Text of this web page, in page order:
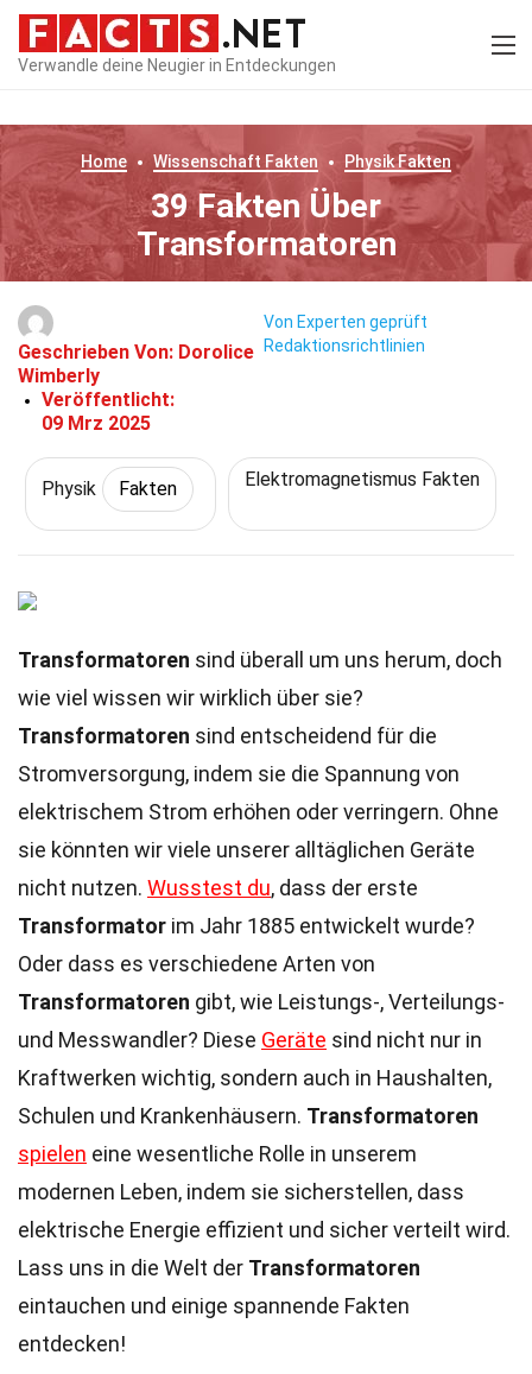
Verwandle deine Neugier in Entdeckungen
Home Wissenschaft Fakten PhysikFakten
39 Fakten Über
Transformatoren
Geschrieben Von: Dorolice
Wimberly
Veröffentlicht:
09 Mrz 2025
Von Experten geprüft
Redaktionsrichtlinien
Physik Fakten Elektromagnetismus Fakten
Transformatoren sind überall um uns herum, doch
wie viel wissen wir wirklich über sie?
Transformatoren sind entscheidend für die
Stromversorgung, indem sie die Spannung von
elektrischem Strom erhöhen oder verringern. Ohne
sie könnten wir viele unserer alltäglichen Geräte
nicht nutzen. Wusstest du, dass der erste
Transformator im Jahr 1885 entwickelt wurde?
Oder dass es verschiedene Arten von
Transformatoren gibt, wie Leistungs-, Verteilungs-
und Messwandler? Diese Geräte sind nicht nur in
Kraftwerken wichtig, sondern auch in Haushalten,
Schulen und Krankenhäusern. Transformatoren
spielen eine wesentliche Rolle in unserem
modernen Leben, indem sie sicherstellen, dass
elektrische Energie effizient und sicher verteilt wird.
Lass uns in die Welt der Transformatoren
eintauchen und einige spannende Fakten
entdecken!